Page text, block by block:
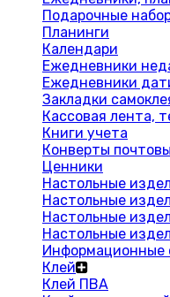
Подарочные
Планинги
Календари
Ежедневники
Ежедневники
Закладки
Кассовая лента,
Книги учета
Конверты
Ценники
Настольные
Настольные
Настольные
Настольные
Информационные
Клей
Клей ПВА